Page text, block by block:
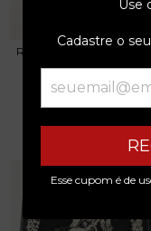
Use
Cadastre o
Esse cupom é de
RAGE - THE MILLENNIUM
R$599,99